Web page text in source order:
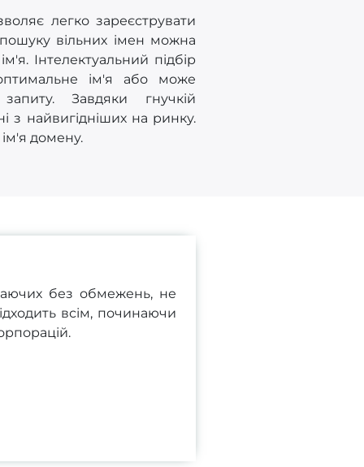
легко зареєструвати
вільних імен можна
Інтелектуальний підбір
ім'я або може
Завдяки гнучкій
з найвигідніших на ринку.
домену.
без обмежень, не
всім, починаючи